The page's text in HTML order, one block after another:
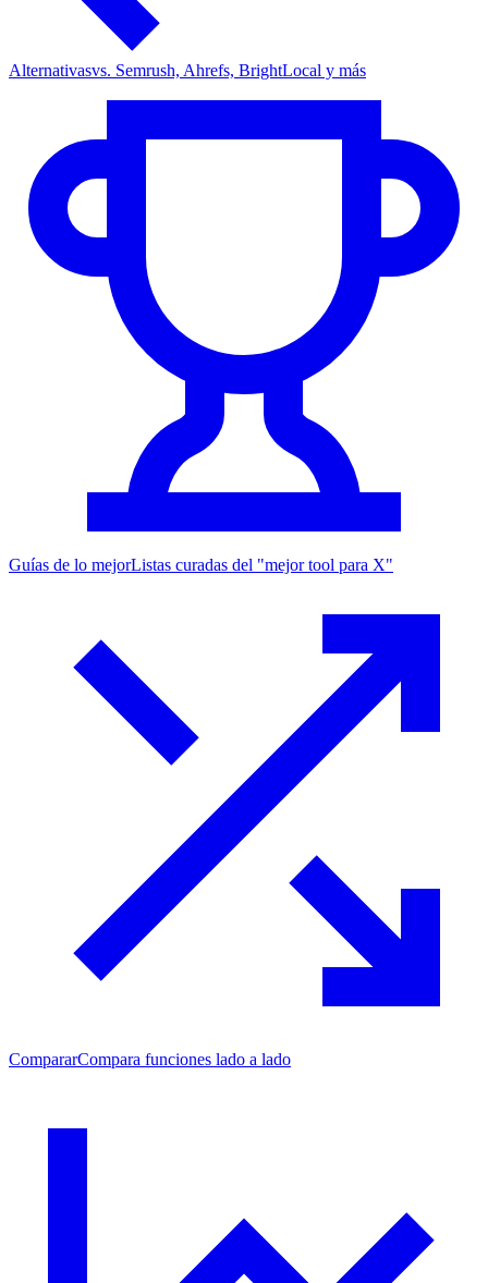
Alternativasvs. Semrush, Ahrefs, BrightLocal y más
Guías de lo mejorListas curadas del "mejor tool para X"
CompararCompara funciones lado a lado